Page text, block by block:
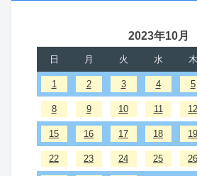
2023年10月
日 月 火 水 木
1 2 3 4 5
8 9 10 11 12
15 16 17 18 19
22 23 24 25 26